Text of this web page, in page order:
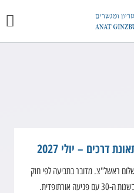
/ ביהמ"ש השלום ראשל"צ. מדובר בתביעה לפי חוק
פיצויים לנפגעי תאונת דרכים של גבר בשנות ה-30 עם פגיעה אורתופדית.